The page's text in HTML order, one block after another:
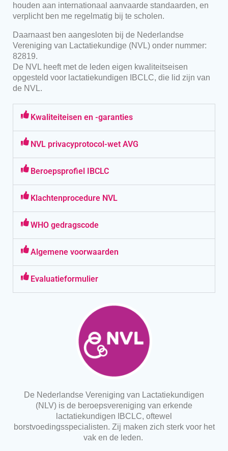
houden aan internationaal aanvaarde standaarden, en
verplicht ben me regelmatig bij te scholen.
Daarnaast ben aangesloten bij de Nederlandse
Vereniging van Lactatiekundige (NVL) onder nummer:
82819.
De NVL heeft met de leden eigen kwaliteitseisen
opgesteld voor lactatiekundigen IBCLC, die lid zijn van
de NVL.
Kwaliteiteisen en -garanties
NVL privacyprotocol-wet AVG
Beroepsprofiel IBCLC
Klachtenprocedure NVL
WHO gedragscode
Algemene voorwaarden
Evaluatieformulier
De Nederlandse Vereniging van Lactatiekundigen
(NLV) is de beroepsvereniging van erkende
lactatiekundigen IBCLC, oftewel
borstvoedingsspecialisten. Zij maken zich sterk voor het
vak en de leden.